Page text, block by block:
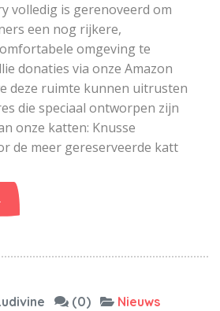
volledig is gerenoveerd om
een nog rijkere,
omgeving te
donaties via onze Amazon
deze ruimte kunnen uitrusten
die speciaal ontworpen zijn
onze katten: Knusse
de meer gereserveerde katt
(0) Nieuws